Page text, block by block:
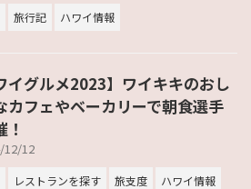
旅行記 ハワイ情報
イグルメ2023】ワイキキのおし
カフェやベーカリーで朝食選手
12/12
レストランを探す 旅支度 ハワイ情報